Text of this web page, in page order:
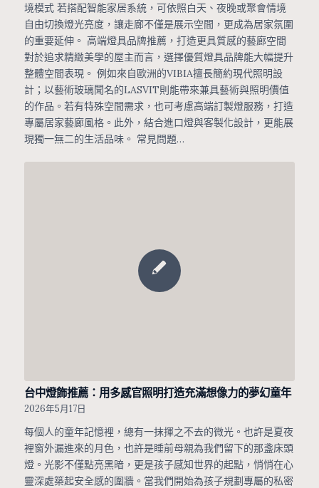
境模式 若搭配智能家居系統，可依照白天、夜晚或聚會情境
自由切換燈光亮度，讓走廊不僅是展示空間，更成為居家氛圍
的重要延伸。 高端燈具品牌推薦，打造更具質感的藝廊空間
對於追求精緻美學的屋主而言，選擇優質燈具品牌能大幅提升
整體空間表現。 例如來自歐洲的VIBIA擅長簡約現代照明設
計；以藝術玻璃聞名的LASVIT則能帶來兼具藝術與照明價值
的作品。若有特殊空間需求，也可考慮高端訂製燈服務，打造
專屬居家藝廊風格。此外，結合進口燈與客製化設計，更能展
現獨一無二的生活品味。 常見問題…
台中燈飾推薦：用多感官照明打造充滿想像力的夢幻童年
2026年5月17日
每個人的童年記憶裡，總有一抹揮之不去的微光。也許是夏夜
裡窗外漏進來的月色，也許是睡前母親為我們留下的那盞床頭
燈。光影不僅點亮黑暗，更是孩子感知世界的起點，悄悄在心
靈深處築起安全感的圍牆。當我們開始為孩子規劃專屬的私密